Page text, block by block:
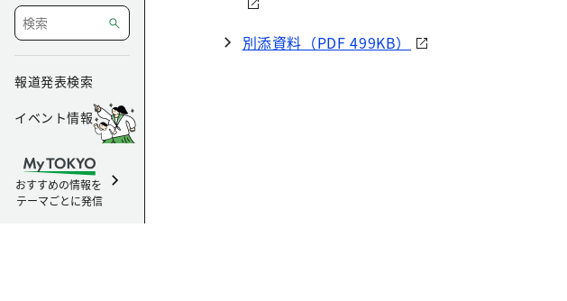
報道発表検索
イベント情報
おすすめの情報を
テーマごとに発信
別添資料（PDF 499KB）